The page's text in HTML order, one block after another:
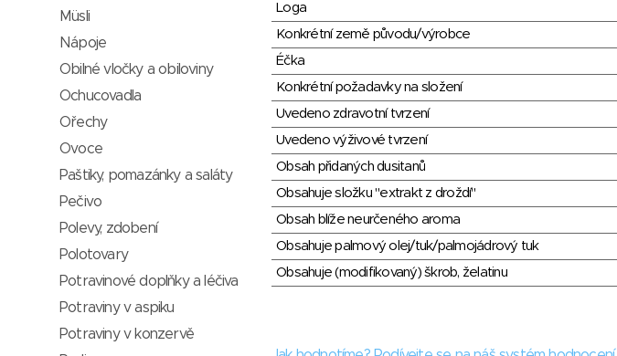
Loga
Konkrétní země původu/výrobce
Éčka
Konkrétní požadavky na složení
Uvedeno zdravotní tvrzení
Uvedeno výživové tvrzení
Obsah přidaných dusitanů
Obsahuje složku "extrakt z droždí"
Obsah blíže neurčeného aroma
Obsahuje palmový olej/tuk/palmojádrový tuk
Obsahuje (modifikovaný) škrob, želatinu
Müsli
Nápoje
Obilné vločky a obiloviny
Ochucovadla
Ořechy
Ovoce
Paštiky, pomazánky a saláty
Pečivo
Polevy, zdobení
Polotovary
Potravinové doplňky a léčiva
Potraviny v aspiku
Potraviny v konzervě